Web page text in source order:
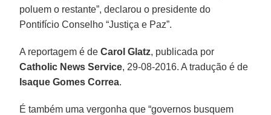
poluem o restante”, declarou o presidente do
Pontifício Conselho “Justiça e Paz”.
A reportagem é deCarol Glatz, publicada por
Catholic News Service, 29-08-2016. A tradução é de
Isaque Gomes Correa.
É também uma vergonha que “governos busquem